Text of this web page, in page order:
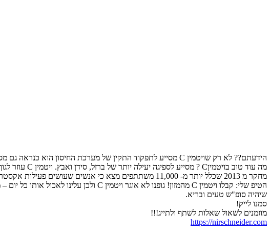
הידעתם?? לא רק שויטמין C מסייע לתפקוד התקין של מערכת החיסון הוא כנראה גם מסייע בקיצור תקופת ההחלמה!
מה עוד טוב בויטמיןC ? מסייע לספיגה יעילה יותר של ברזל, סידן ואבץ. ויטמין C עוזר לגוף לייצר נוגדנים, תורם לפעילות של תאי דם לבנים ונוגד חימצון!
מחקר מ 2013 שכלל יותר מ- 11,000 משתתפים מצא כי אנשים שעושים פעילות אקסטרימית כמו רצי מרתון, סקי תחרותי ולוחמים
הטיפ שלי: קבלו ויטמין C מהמזון! גופנו לא אוגר ויטמין C ולכן עלינו לאכול אותו כל יום – מומלץ לאכול את המזונות המכילים אותו טריים (תפוזים, פלפל אדום) והכי חשוב בסמוך לזמן החיתוך שלהם!
שיהיה סופ"ש טעים ובריא.
סמנו לייק!
מוזמנים לשאול שאלות לשתף ולתייג!!!
https://nirschneider.com